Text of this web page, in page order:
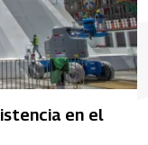
en el